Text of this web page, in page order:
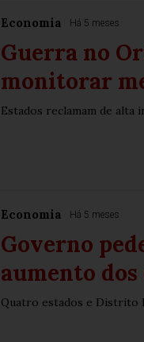
Economia Há 5 meses
Guerra no
monitorar
Estados reclamam de alta
Economia Há 5 meses
Governo
aumento
Quatro estados e Distrito